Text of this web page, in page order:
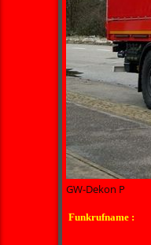
GW-Dekon P
Funkrufname :